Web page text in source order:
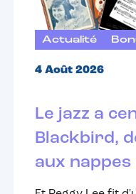
Actualité
4 Août 2026
Le jazz a
Blackbird,
aux